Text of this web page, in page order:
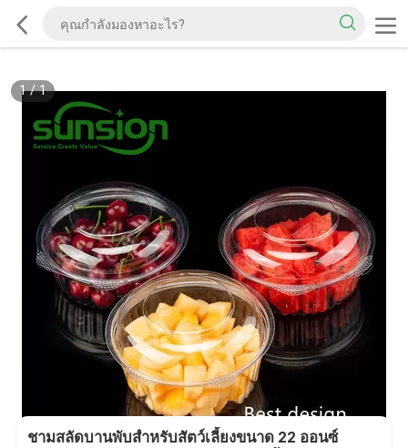
1/1
ชามสลัดบานพับสำหรับสัตว์เลี้ยงขนาด 22 ออนซ์